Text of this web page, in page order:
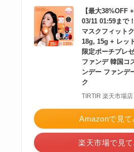
【最大38%OFF
03/11 01:59まで
マスクフィット
18g, 15g + レッ
限定ポーチプレ
ファンデ 韓国コ
ンデー ファンデ
ク
TIRTIR 楽天市場店
Amazonで見て
楽天市場で見て